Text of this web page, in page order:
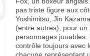
pas triste figure aux
Yoshimitsu, Jin
(entre autres), pour
personnages
contrôle toujours avec